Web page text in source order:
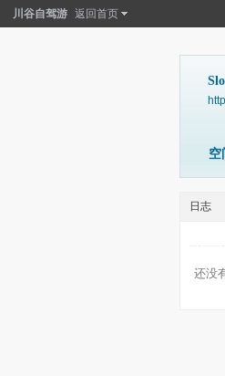
川谷自驾游 返回首页
空
日志
还没